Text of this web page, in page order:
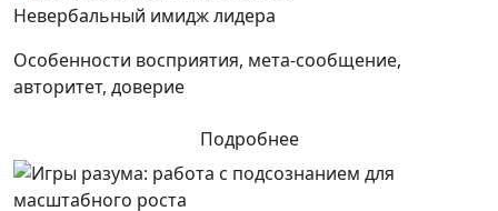
Невербальный имидж лидера
Особенности восприятия, мета-сообщение,
авторитет, доверие
Подробнее